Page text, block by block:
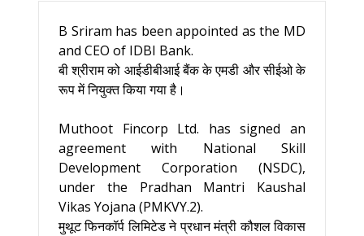
B Sriram has been appointed as the MD
and CEO of IDBI Bank.
बी श्रीराम को आईडीबीआई बैंक के एमडी और सीईओ के
रूप में नियुक्त किया गया है।
Muthoot Fincorp Ltd. has signed an
agreement with National Skill
Development Corporation (NSDC),
under the Pradhan Mantri Kaushal
Vikas Yojana (PMKVY.2).
मुथूट फिनकॉर्प लिमिटेड ने प्रधान मंत्री कौशल विकास